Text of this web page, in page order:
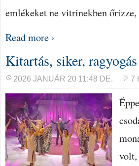
emlékeket ne vitrinekben
Read more ›
Kitartás, siker, ragyogás
2026 JANUÁR 20 11:48 DE. 7